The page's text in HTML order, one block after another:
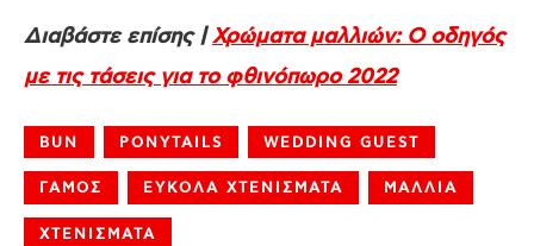
Διαβάστε επίσης |Χρώματα μαλλιών: Ο οδηγός
με τις τάσεις για το φθινόπωρο 2022
BUN PONYTAILS WEDDING GUEST
ΓΑΜΟΣ ΕΥΚΟΛΑ ΧΤΕΝΙΣΜΑΤΑ ΜΑΛΛΙΑ
ΧΤΕΝΙΣΜΑΤΑ